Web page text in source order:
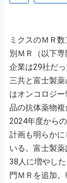
ミクスのＭＲ
別ＭＲ（以下
企業は29社だ
三共と富士製
はオンコロジ
品の抗体薬物複
2024年度から
計画も明らか
いる。富士製
38人に増やし
門ＭＲを追加